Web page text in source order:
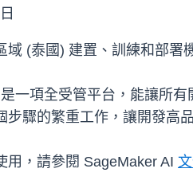
域 (泰國) 建置、訓練和部署
一項全受管平台，能讓所
步驟的繁重工作，讓開發高
用，請參閱 SageMaker AI